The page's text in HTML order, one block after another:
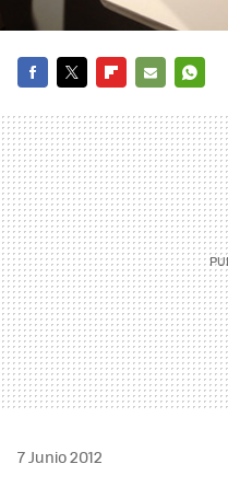
MAIL
7 Junio 2012